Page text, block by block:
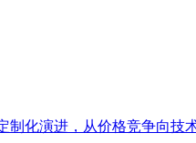
化演进，从价格竞争向技